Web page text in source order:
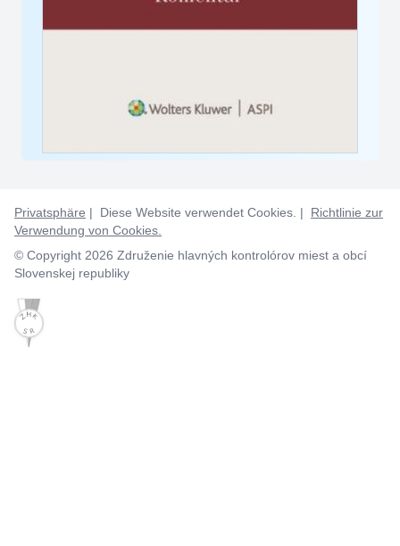
Privatsphäre | Diese Website verwendet Cookies. | Richtlinie zur
Verwendung von Cookies.
© Copyright 2026 Združenie hlavných kontrolórov miest a obcí
Slovenskej republiky